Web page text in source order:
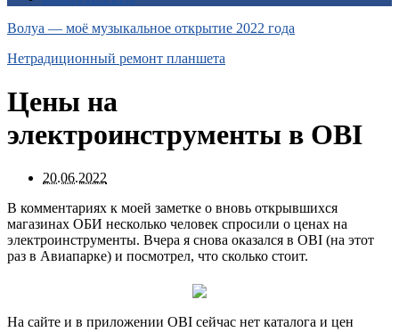
Волуа — моё музыкальное открытие 2022 года
Нетрадиционный ремонт планшета
Цены на
электроинструменты в OBI
20.06.2022
В комментариях к моей заметке о вновь открывшихся
магазинах ОБИ несколько человек спросили о ценах на
электроинструменты. Вчера я снова оказался в OBI (на этот
раз в Авиапарке) и посмотрел, что сколько стоит.
На сайте и в приложении OBI сейчас нет каталога и цен